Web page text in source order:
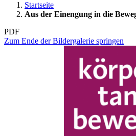
Startseite
Aus der Einengung in die
PDF
Zum Ende der Bildergalerie springen